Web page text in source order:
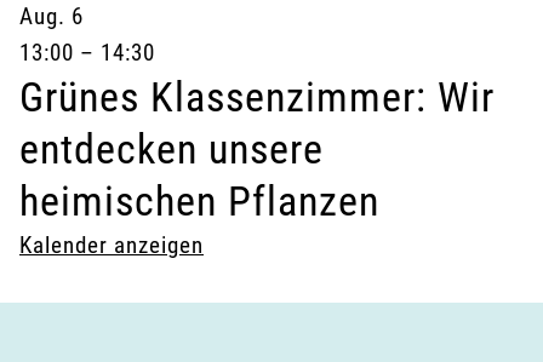
Aug. 6
13:00 – 14:30
Grünes Klassenzimmer: Wir
entdecken unsere
heimischen Pflanzen
Kalender anzeigen